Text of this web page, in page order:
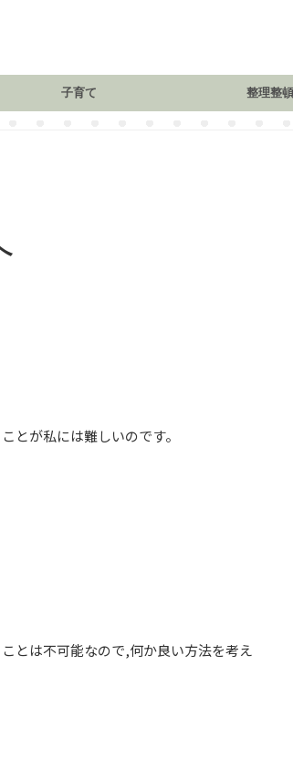
子育て 整理整頓
とが私には難しいのです。
とは不可能なので,何か良い方法を考え